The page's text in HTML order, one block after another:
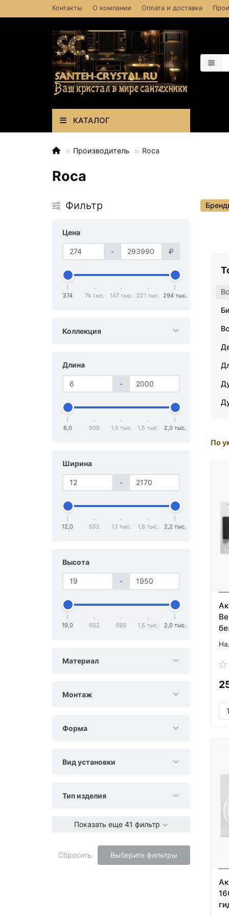
Контакты О компании Оплата и доставка
КАТАЛОГ
Производитель Roca
Roca
Фильтр
Цена
- ₽
274 74 тыс. 147 тыс. 221 тыс. 294 тыс.
Коллекция
Длина
-
6,0 505 1,0 тыс. 1,5 тыс. 2,0 тыс.
Ширина
-
12,0 552 1,1 тыс. 1,6 тыс. 2,2 тыс.
Высота
-
19,0 502 985 1,5 тыс. 2,0 тыс.
Материал
Монтаж
Форма
Вид установки
Тип изделия
Показать еще 41 фильтр
Сбросить Выберите фильтры
По